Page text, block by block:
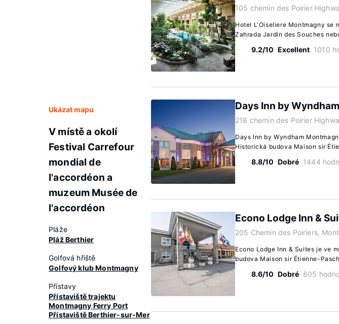
Ukázat mapu
V místě a okolí
Festival Carrefour
mondial de
l'accordéon a
muzeum Musée de
l'accordéon
Pláže
Pláž Berthier
Golfová hřiště
Golfový klub Montmagny
Přístavy
Přístaviště trajektu
Montmagny Ferry Port
Přístaviště Berthier-sur-Mer
105 chemin des Poirier
Hotel L'Oiseliere Montmagny se
Zahrada Jardin des Souches
9.2/10 Excellent 1010
Days Inn by
218 chemin des Poirier
Days Inn by Wyndham
Historická budova Maison sir
8.8/10 Dobré 1444
Econo Lodge Inn &
205 Chemin des Poiriers,
Econo Lodge Inn & Suites je ve
budova Maison sir Étienne-
8.6/10 Dobré 805